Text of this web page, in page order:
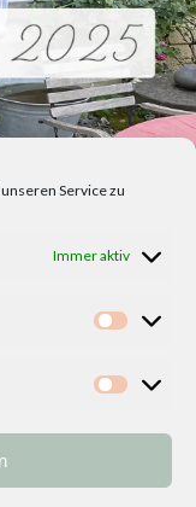
Service zu
Immer aktiv